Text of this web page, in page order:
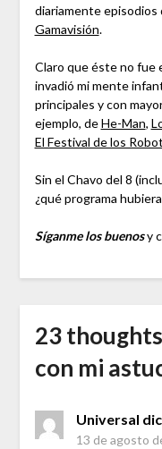
diariamente episodios
Gamavisión.
Claro que éste no fue
invadió mi mente
principales y con
ejemplo, deHe-Man,
El Festival de los
Sin el Chavo del 8
¿qué programa
Síganme los buenosy
23 thoughts
con mi
Universal
13 de agosto